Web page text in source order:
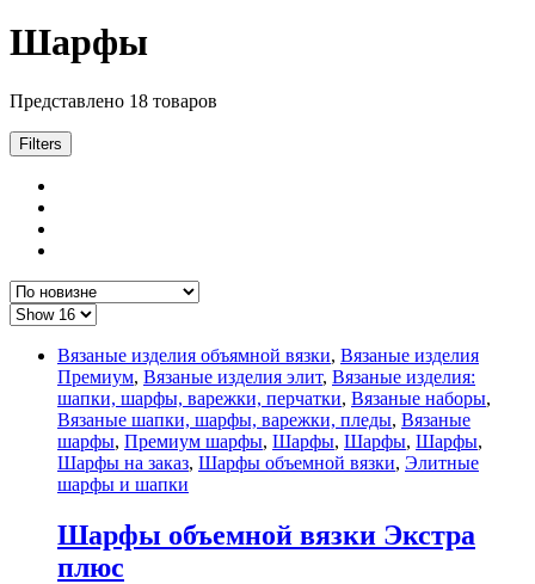
Шарфы
Представлено 18 товаров
Filters
Вязаные изделия объямной вязки, Вязаные изделия
Премиум, Вязаные изделия элит, Вязаные изделия:
шапки, шарфы, варежки, перчатки, Вязаные наборы,
Вязаные шапки, шарфы, варежки, пледы, Вязаные
шарфы, Премиум шарфы, Шарфы, Шарфы, Шарфы,
Шарфы на заказ, Шарфы объемной вязки, Элитные
шарфы и шапки
Шарфы объемной вязки Экстра
плюс